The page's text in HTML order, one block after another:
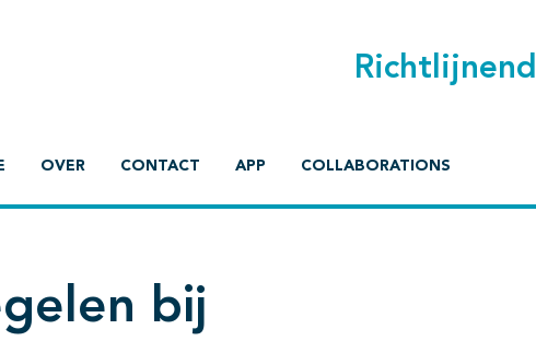
OVER CONTACT APP COLLABORATIONS
bij